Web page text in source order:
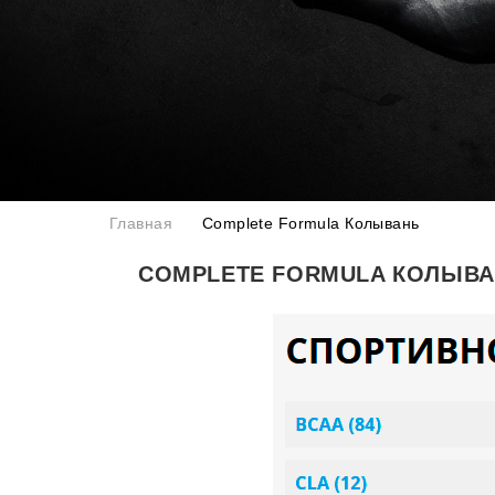
Главная Complete Formula Колывань
COMPLETE FORMULA